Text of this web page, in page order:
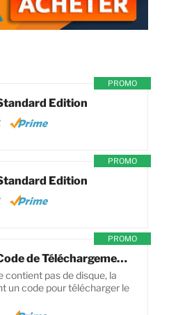
PROMO
Edition
PROMO
Edition
PROMO
FIFA 20 - Code de Téléchargement pour PC
contient pas de disque, la
un code pour télécharger le